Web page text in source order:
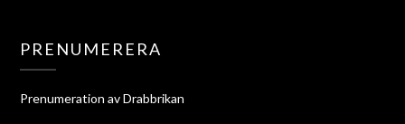
PRENUMERERA
Prenumeration av Drabbrikan